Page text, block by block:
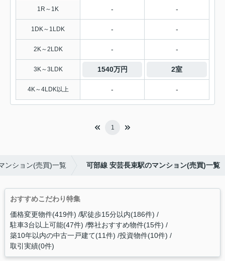
1R～1K - -
1DK～1LDK - -
2K～2LDK - -
3K～3LDK 1540万円 2室
4K～4LDK以上 - -
1
ンション(売買)一覧 可部線 安芸長束駅のマンション(売買)一覧
おすすめこだわり特集
価格変更物件(419件) 駅徒歩15分以内(186件)
駐車3台以上可能(47件) 弊社おすすめ物件(15件)
築10年以内の中古一戸建て(11件) 投資物件(10件)
取引実績(0件)